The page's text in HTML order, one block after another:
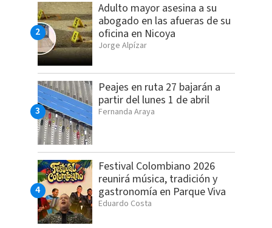
Adulto mayor asesina a su
abogado en las afueras de su
oficina en Nicoya
Jorge Alpízar
Peajes en ruta 27 bajarán a
partir del lunes 1 de abril
Fernanda Araya
Festival Colombiano 2026
reunirá música, tradición y
gastronomía en Parque Viva
Eduardo Costa